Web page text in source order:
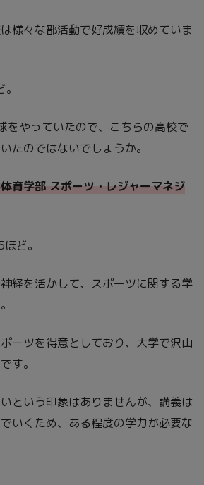
様々な部活動で好成績を収めていま
をやっていたので、こちらの高校で
たのではないでしょうか。
育学部 スポーツ・レジャーマネジ
ど。
経を活かして、スポーツに関する学
ーツを得意としており、大学で沢山
す。
という印象はありませんが、講義は
いくため、ある程度の学力が必要な